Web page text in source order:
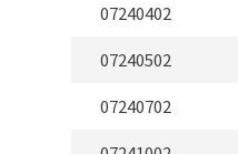
07240402
07240502
07240702